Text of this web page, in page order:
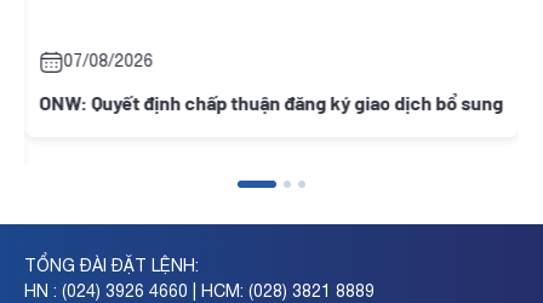
07/08/2026
ONW: Quyết định chấp thuận đăng ký giao dịch bổ sung
TỔNG ĐÀI ĐẶT LỆNH:
HN : (024) 3926 4660 | HCM: (028) 3821 8889